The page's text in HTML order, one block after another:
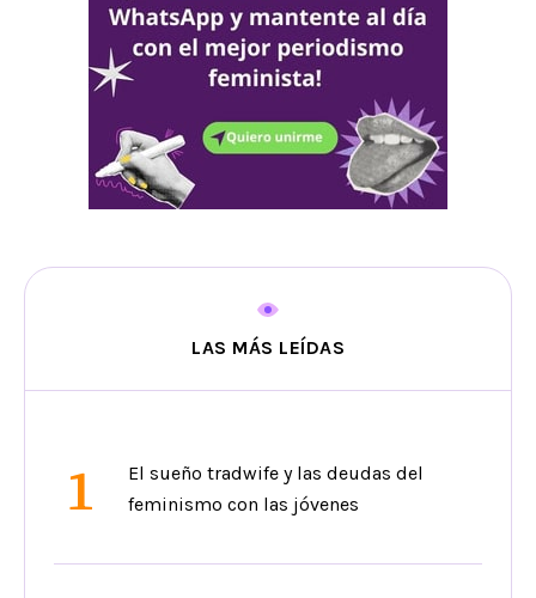
LAS MÁS LEÍDAS
1
El sueño tradwife y las deudas del
feminismo con las jóvenes